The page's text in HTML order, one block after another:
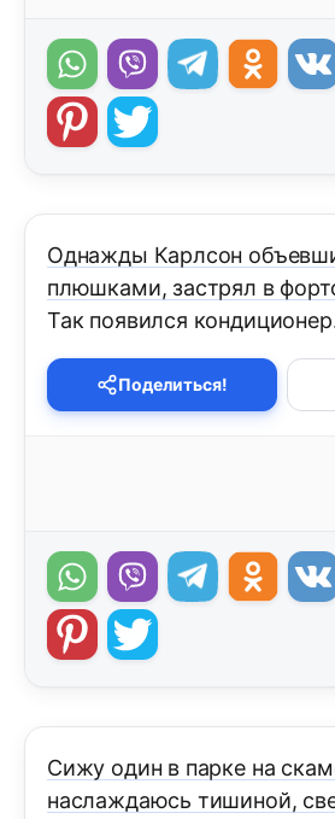
Однажды Карлсон
плюшками, застрял в
Так появился
Поделиться!
Сижу один в парке на
наслаждаюсь тишиной,